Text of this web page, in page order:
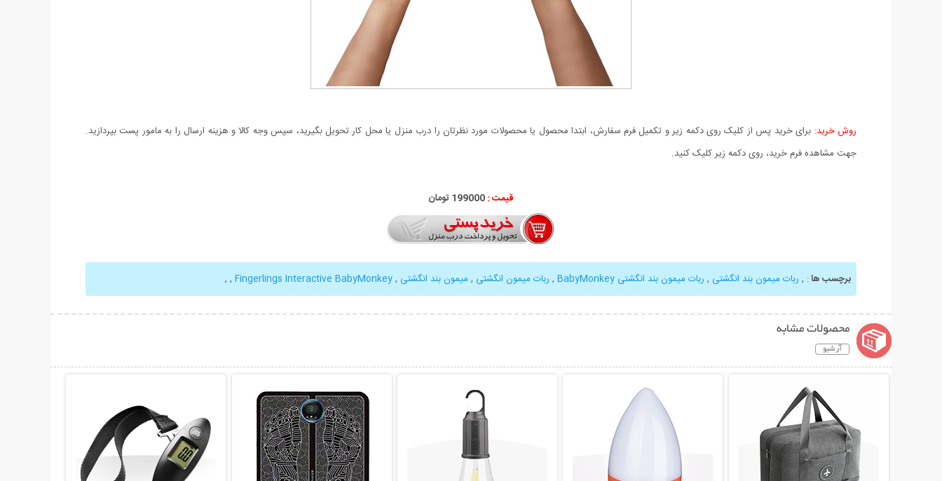
روش خرید: برای خرید پس از کلیک روی دکمه زیر و تکمیل فرم سفارش، ابتدا محصول یا محصولات مورد نظرتان را درب منزل یا محل کار تحویل بگیرید، سپس وجه کالا و هزینه ارسال را به مامور پست بپردازید.
جهت مشاهده فرم خرید، روی دکمه زیر کلیک کنید.
قیمت :199000 تومان
برچسب ها:
, ربات میمون بند انگشتی , ربات میمون بند انگشتی BabyMonkey , ربات میمون انگشتی , میمون بند انگشتی ,
Fingerlings Interactive BabyMonkey
,
,
محصولات مشابه
آرشیو